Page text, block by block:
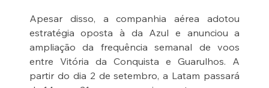
Apesar disso, a companhia aérea adotou
estratégia oposta à da Azul e anunciou a
ampliação da frequência semanal de voos
entre Vitória da Conquista e Guarulhos. A
partir do dia 2 de setembro, a Latam passará